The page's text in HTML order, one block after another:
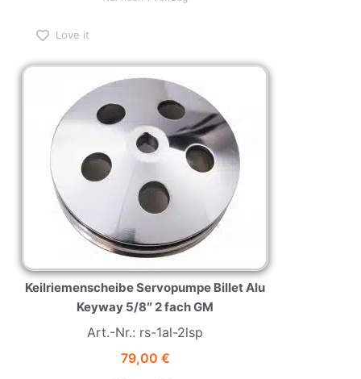
Love it
Keilriemenscheibe Servopumpe Billet Alu
Keyway 5/8″ 2 fach GM
Art.-Nr.: rs-1al-2lsp
79,00 €